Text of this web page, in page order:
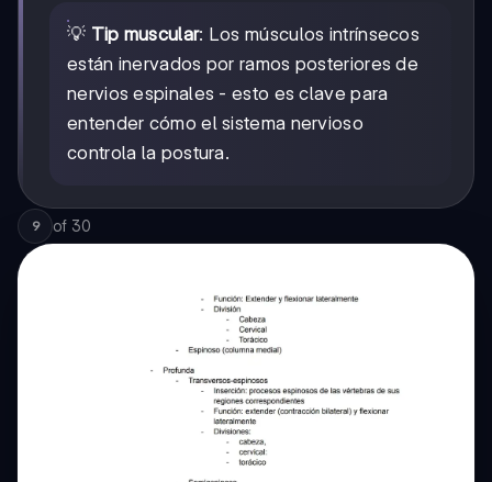
💡 Tip muscular: Los músculos intrínsecos
están inervados por ramos posteriores de
nervios espinales - esto es clave para
entender cómo el sistema nervioso
controla la postura.
9 of 30